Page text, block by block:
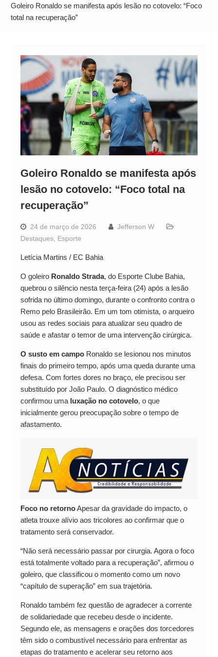
Operação Ágio: Ação policial na Bahia prende 14
suspeitos e mira rede ligada a ‘Zói de Gato’, do
Goleiro Ronaldo se manifesta após lesão no cotovelo: “Foco
total na recuperação”
Goleiro Ronaldo se manifesta após
lesão no cotovelo: “Foco total na
recuperação”
24 de março de 2026
Jefferson W
Destaques, Esporte
Letícia Martins / EC Bahia
O goleiro Ronaldo Strada, do Esporte Clube Bahia,
quebrou o silêncio nesta terça-feira (24) após a lesão
sofrida no último domingo, durante o confronto contra o
Remo pelo Brasileirão. Em um tom otimista, o arqueiro
usou as redes sociais para atualizar seu quadro de
saúde e afastar o temor de uma intervenção cirúrgica.
O susto em campoRonaldo se lesionou nos minutos
finais do primeiro tempo, após uma queda durante uma
defesa. Com fortes dores no braço, ele precisou ser
substituído por João Paulo. O diagnóstico médico
confirmou uma luxação no cotovelo, o que
inicialmente gerou preocupação sobre o tempo de
afastamento.
Foco no retornoApesar da gravidade do impacto, o
atleta trouxe alívio aos tricolores ao confirmar que o
tratamento será conservador.
“Não será necessário passar por cirurgia. Agora o foco
está totalmente voltado para a recuperação”, afirmou o
goleiro, que classificou o momento como um novo
“capítulo de superação” em sua trajetória.
Ronaldo também fez questão de agradecer a corrente
de solidariedade que recebeu desde o incidente.
Segundo ele, as mensagens e orações dos torcedores
têm sido o combustível necessário para enfrentar as
etapas do tratamento e acelerar seu retorno aos